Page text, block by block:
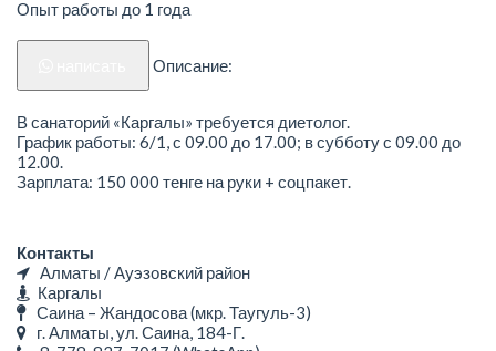
Опыт работы до 1 года
Описание:
В санаторий «Каргалы» требуется диетолог.
График работы: 6/1, с 09.00 до 17.00; в субботу с 09.00 до
12.00.
Зарплата: 150 000 тенге на руки + соцпакет.
Контакты
Алматы / Ауэзовский район
Каргалы
Саина – Жандосова (мкр. Таугуль-3)
г. Алматы, ул. Саина, 184-Г.